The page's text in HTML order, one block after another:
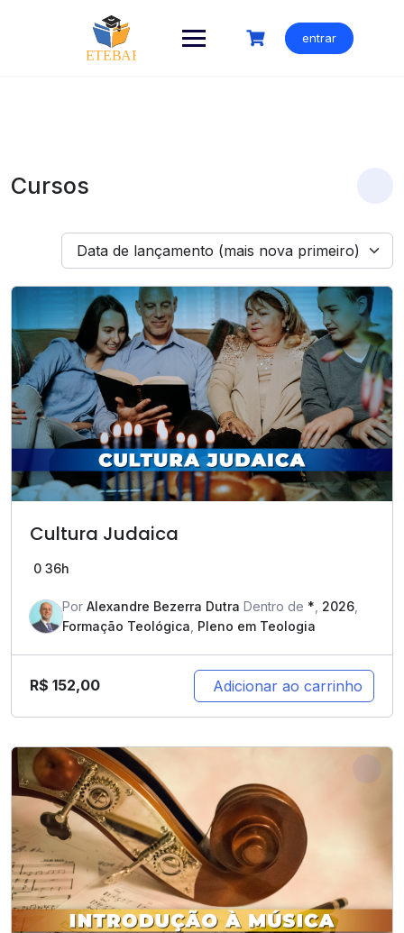
entrar
Cursos
Data de lançamento (mais nova primeiro)
Cultura Judaica
0 36h
Por Alexandre Bezerra Dutra Dentro de * 2026
Formação Teológica Pleno em Teologia
R$ 152,00 Adicionar ao carrinho